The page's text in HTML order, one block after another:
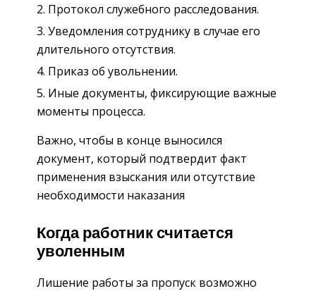
Протокол служебного расследования.
Уведомления сотруднику в случае его
длительного отсутствия.
Приказ об увольнении.
Иные документы, фиксирующие важные
моменты процесса.
Важно, чтобы в конце выносился
документ, который подтвердит факт
применения взыскания или отсутствие
необходимости наказания
Когда работник считается
уволенным
Лишение работы за пропуск возможно